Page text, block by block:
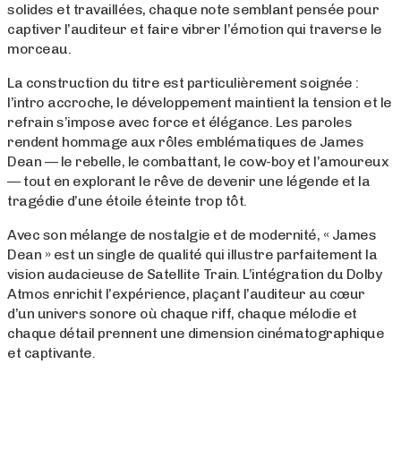
solides et travaillées, chaque note semblant pensée pour
captiver l’auditeur et faire vibrer l’émotion qui traverse le
morceau.
La construction du titre est particulièrement soignée :
l’intro accroche, le développement maintient la tension et le
refrain s’impose avec force et élégance. Les paroles
rendent hommage aux rôles emblématiques de James
Dean — le rebelle, le combattant, le cow-boy et l’amoureux
— tout en explorant le rêve de devenir une légende et la
tragédie d’une étoile éteinte trop tôt.
Avec son mélange de nostalgie et de modernité, « James
Dean » est un single de qualité qui illustre parfaitement la
vision audacieuse de Satellite Train. L’intégration du Dolby
Atmos enrichit l’expérience, plaçant l’auditeur au cœur
d’un univers sonore où chaque riff, chaque mélodie et
chaque détail prennent une dimension cinématographique
et captivante.